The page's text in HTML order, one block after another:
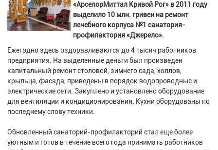
«АрселорМиттал Кривой Рог» в 2011 году
выделило 10 млн. гривен на ремонт
лечебного корпуса №1 санатория-
профилактория «Джерело».
Ежегодно здесь оздоравливаются до 4 тысяч работников
предприятия. На выделенные деньги был произведен
капитальный ремонт столовой, зимнего сада, холлов,
крыльца, фасада, приведены в порядок водопроводные и
электрические сети. Закуплено и установлено оборудование
для вентиляции и кондиционирования. Кухни оборудованы по
последнему слову техники.
Обновленный санаторий-профилакторий стал еще более
уютным и готов в течение всего года принимать работников